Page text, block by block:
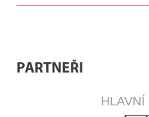
PARTNEŘI
HLAVNÍ